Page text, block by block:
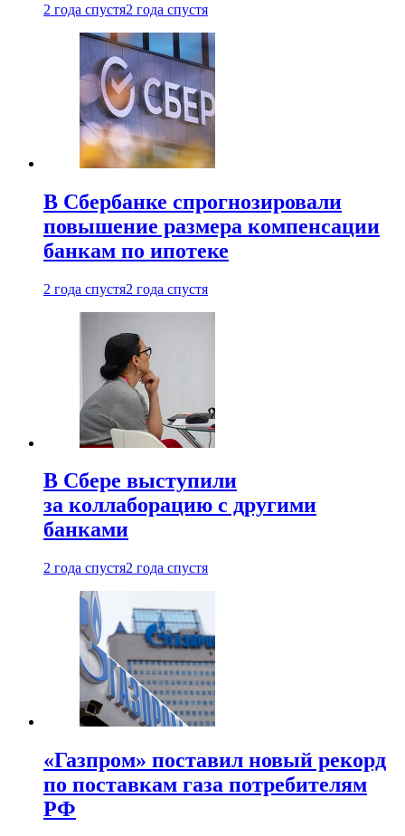
2 года спустя2 года спустя
В Сбербанке спрогнозировали
повышение размера компенсации
банкам по ипотеке
2 года спустя2 года спустя
В Сбере выступили
за коллаборацию с другими
банками
2 года спустя2 года спустя
«Газпром» поставил новый рекорд
по поставкам газа потребителям
РФ